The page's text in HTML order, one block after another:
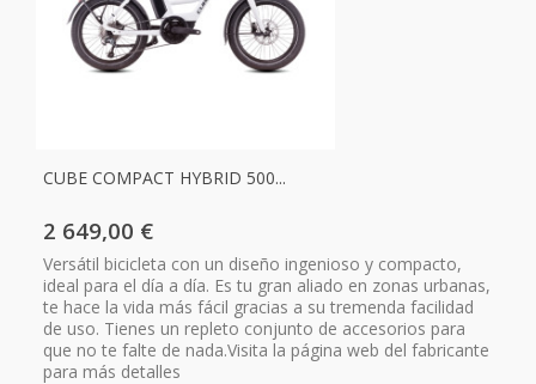
CUBE COMPACT HYBRID 500...
2 649,00 €
Versátil bicicleta con un diseño ingenioso y compacto,
ideal para el día a día. Es tu gran aliado en zonas urbanas,
te hace la vida más fácil gracias a su tremenda facilidad
de uso. Tienes un repleto conjunto de accesorios para
que no te falte de nada.Visita la página web del fabricante
para más detalles